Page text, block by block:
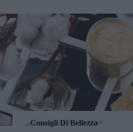
Consigli Di Bellezza